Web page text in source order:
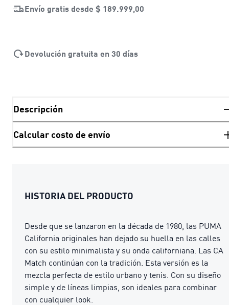
Envío gratis desde $ 189.999,00
Devolución gratuita en 30 días
Descripción
Calcular costo de envío
HISTORIA DEL PRODUCTO
Desde que se lanzaron en la década de 1980, las PUMA
California originales han dejado su huella en las calles
con su estilo minimalista y su onda californiana. Las CA
Match continúan con la tradición. Esta versión es la
mezcla perfecta de estilo urbano y tenis. Con su diseño
simple y de líneas limpias, son ideales para combinar
con cualquier look.